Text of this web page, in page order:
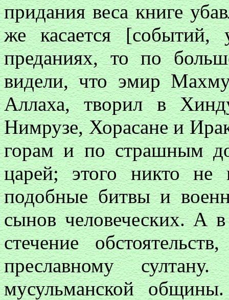
придания веса книге
же касается
преданиях, то по
видели, что эмир
Аллаха, творил в
Нимрузе, Хорасане и
горам и по страшным
царей; этого никто
подобные битвы и
сынов человеческих. А в
стечение
преславному
мусульманской